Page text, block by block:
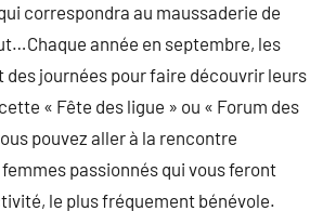
correspondra au maussaderie de
année en septembre, les
des journées pour faire découvrir leurs
« Fête des ligue » ou « Forum des
pouvez aller à la rencontre
femmes passionnés qui vous feront
le plus fréquement bénévole.